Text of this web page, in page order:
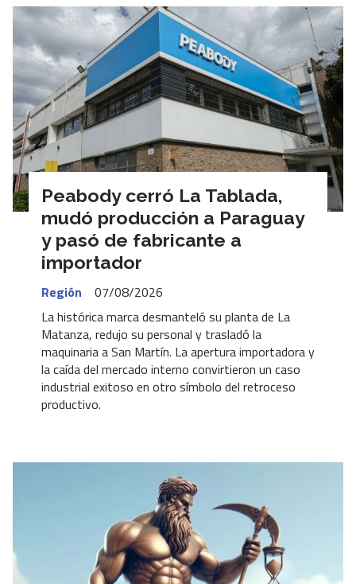
Peabody cerró La Tablada,
mudó producción a Paraguay
y pasó de fabricante a
importador
Región
07/08/2026
La histórica marca desmanteló su planta de La
Matanza, redujo su personal y trasladó la
maquinaria a San Martín. La apertura importadora y
la caída del mercado interno convirtieron un caso
industrial exitoso en otro símbolo del retroceso
productivo.